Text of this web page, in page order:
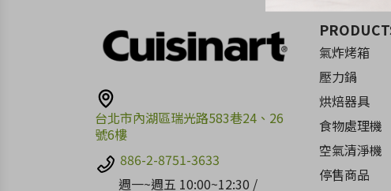
台北市內湖區瑞光路583巷24、26
號6樓
886-2-8751-3633
週一~週五 10:00~12:30 /
氣炸烤箱
壓力鍋
烘焙器具
食物處理機
空氣清淨機
停售商品